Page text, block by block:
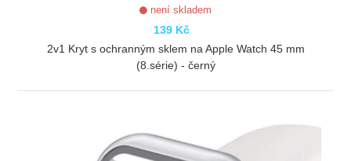
není skladem
139 Kč
2v1 Kryt s ochranným sklem na Apple Watch 45 mm
(8.série) - černý